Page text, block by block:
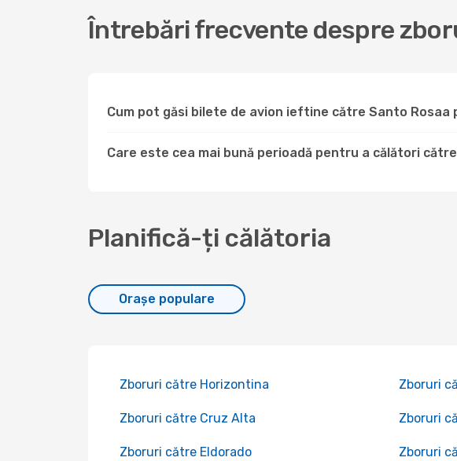
Întrebări frecvente despre
Cum pot găsi bilete de avion ieftine către Santo Rosaa
Care este cea mai bună perioadă pentru a călători
Planifică-ți călătoria
Orașe populare
Zboruri către Horizontina Zboruri
Zboruri către Cruz Alta Zboruri
Zboruri către Eldorado Zboruri